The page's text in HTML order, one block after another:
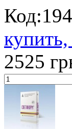
2525